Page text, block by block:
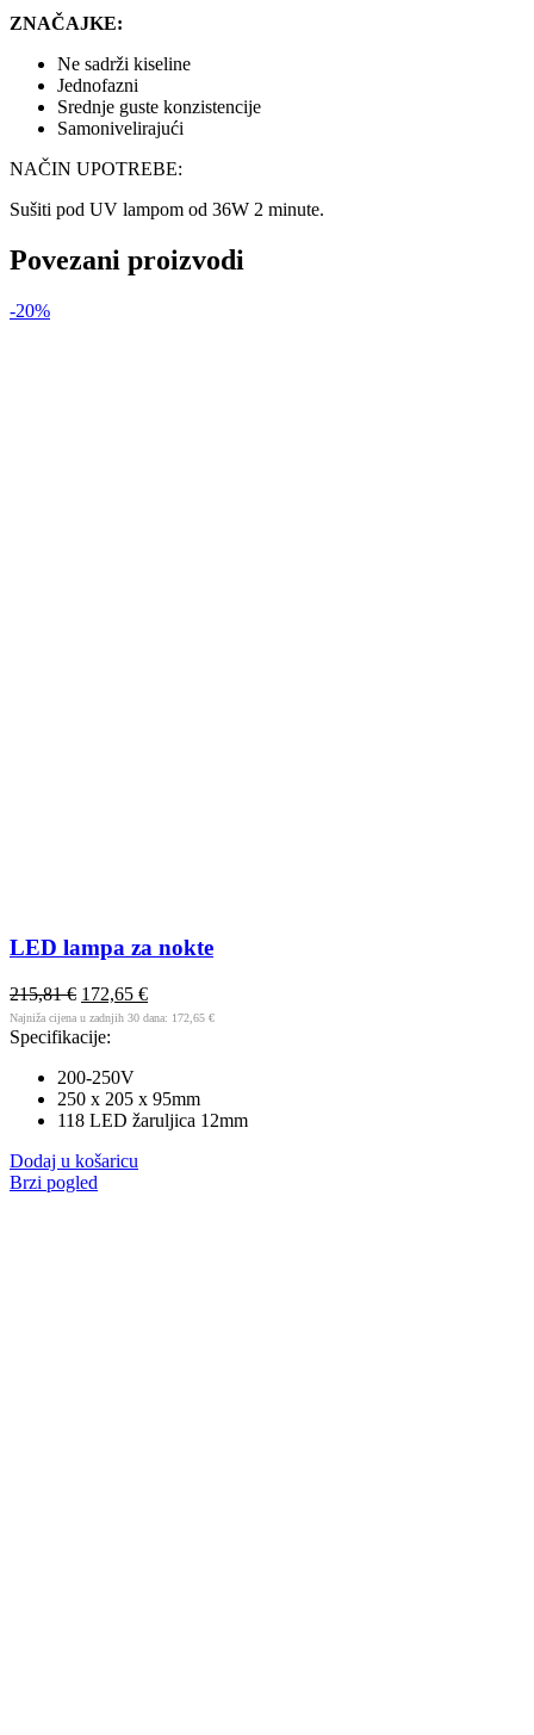
ZNAČAJKE:
Ne sadrži kiseline
Jednofazni
Srednje guste konzistencije
Samonivelirajući
NAČIN UPOTREBE:
Sušiti pod UV lampom od 36W 2 minute.
Povezani proizvodi
-20%
LED lampa za nokte
215,81€ 172,65 €
Najniža cijena u zadnjih 30 dana: 172,65 €
Specifikacije:
200-250V
250 x 205 x 95mm
118 LED žaruljica 12mm
Dodaj u košaricu
Brzi pogled